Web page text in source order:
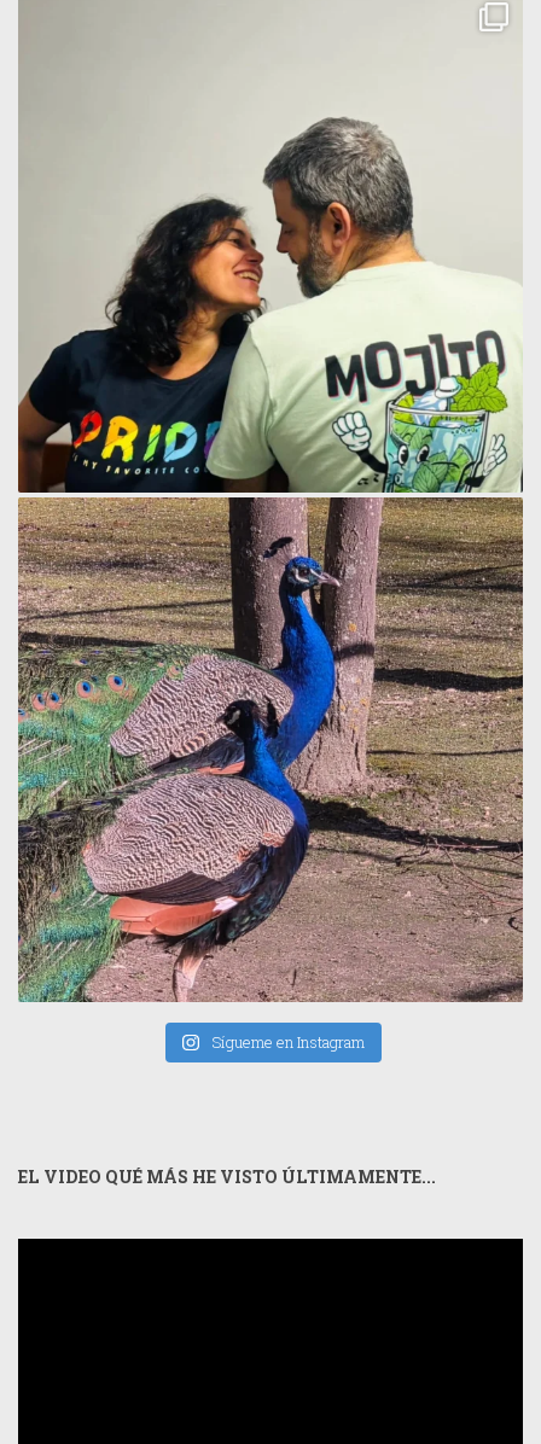
Sígueme en Instagram
EL VIDEO QUÉ MÁS HE VISTO ÚLTIMAMENTE...